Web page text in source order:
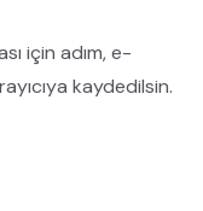
için adım, e-
kaydedilsin.